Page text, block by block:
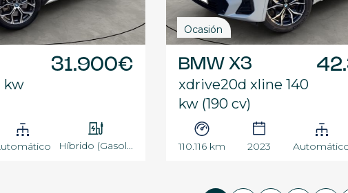
kw
31.900€
Híbrido (Gasol...
Ocasión
BMW X3
xdrive20d xline 140
kw (190 cv)
110.116 km 2023